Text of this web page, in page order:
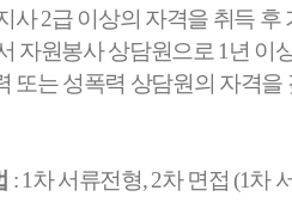
사2급 이상의 자격을 취득 후
자원봉사 상담원으로 1 년 이
또는 성폭력 상담원의 자격
: 1차 서류전형, 2차 면접 (1차